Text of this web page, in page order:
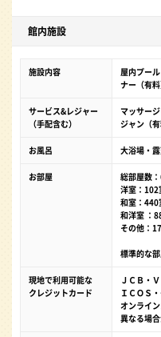
館内施設
施設内容
屋内プー
ナー（有
サービス&レジャー
（手配含む）
マッサー
ジャン（
お風呂 大浴場・
お部屋
総部屋数
洋室：102
和室：440
和洋室 ：
その他：
標準的な
現地で利用可能な
クレジットカード
ＪＣＢ・
ＩＣＯＳ
オンライ
異なる場合